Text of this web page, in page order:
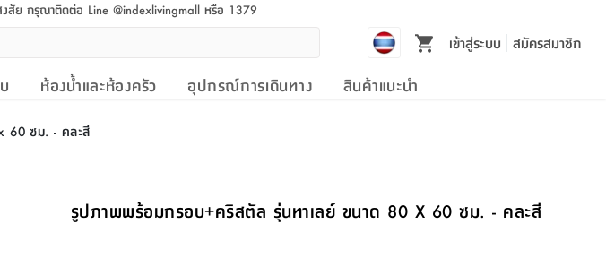
สัย กรุณาติดต่อ Line @indexlivingmall หรือ 1379
เข้าสู่ระบบ สมัครสมาชิก
ห้องน้ำและห้องครัว อุปกรณ์การเดินทาง สินค้าแนะนำ
60 ซม. - คละสี
รูปภาพพร้อมกรอบ+คริสตัล รุ่นทาเลย์ ขนาด 80 X 60 ซม. - คละสี